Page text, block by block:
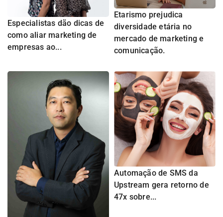
Especialistas dão dicas de
como aliar marketing de
empresas ao...
Etarismo prejudica
diversidade etária no
mercado de marketing e
comunicação.
Automação de SMS da
Upstream gera retorno de
47x sobre...